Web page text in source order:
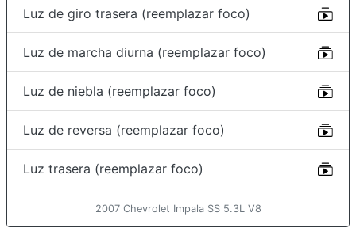
Luz de giro trasera (reemplazar foco)
Luz de marcha diurna (reemplazar foco)
Luz de niebla (reemplazar foco)
Luz de reversa (reemplazar foco)
Luz trasera (reemplazar foco)
2007 Chevrolet Impala SS 5.3L V8